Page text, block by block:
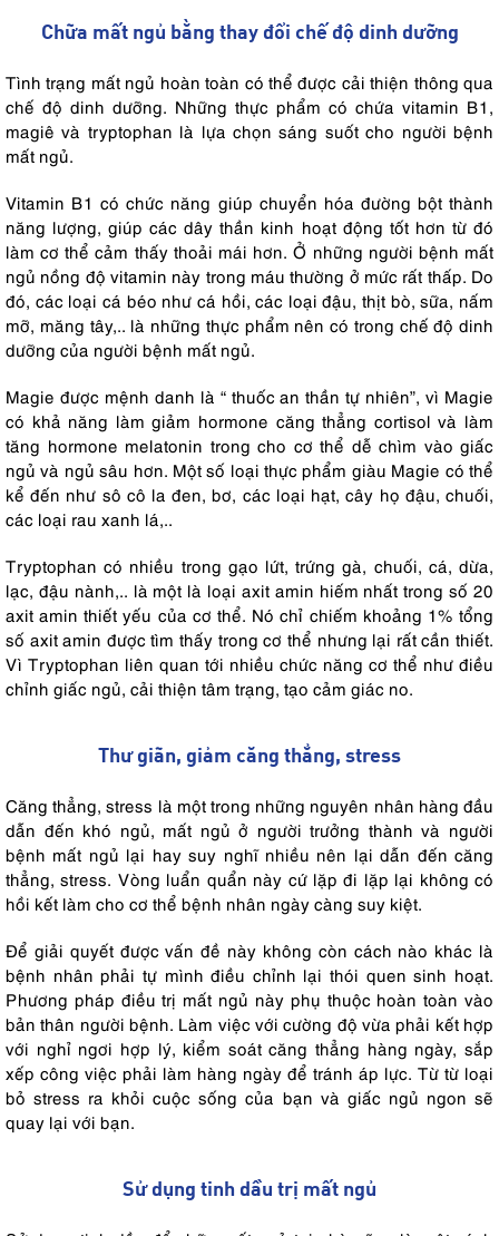
Chữa mất ngủ bằng thay đổi chế độ dinh dưỡng
Tình trạng mất ngủ hoàn toàn có thể được cải thiện thông qua
chế độ dinh dưỡng. Những thực phẩm có chứa vitamin B1,
magiê và tryptophan là lựa chọn sáng suốt cho người bệnh
mất ngủ.
Vitamin B1 có chức năng giúp chuyển hóa đường bột thành
năng lượng, giúp các dây thần kinh hoạt động tốt hơn từ đó
làm cơ thể cảm thấy thoải mái hơn. Ở những người bệnh mất
ngủ nồng độ vitamin này trong máu thường ở mức rất thấp. Do
đó, các loại cá béo như cá hồi, các loại đậu, thịt bò, sữa, nấm
mỡ, măng tây,.. là những thực phẩm nên có trong chế độ dinh
dưỡng của người bệnh mất ngủ.
Magie được mệnh danh là “ thuốc an thần tự nhiên”, vì Magie
có khả năng làm giảm hormone căng thẳng cortisol và làm
tăng hormone melatonin trong cho cơ thể dễ chìm vào giấc
ngủ và ngủ sâu hơn. Một số loại thực phẩm giàu Magie có thể
kể đến như sô cô la đen, bơ, các loại hạt, cây họ đậu, chuối,
các loại rau xanh lá,..
Tryptophan có nhiều trong gạo lứt, trứng gà, chuối, cá, dừa,
lạc, đậu nành,.. là một là loại axit amin hiếm nhất trong số 20
axit amin thiết yếu của cơ thể. Nó chỉ chiếm khoảng 1% tổng
số axit amin được tìm thấy trong cơ thể nhưng lại rất cần thiết.
Vì Tryptophan liên quan tới nhiều chức năng cơ thể như điều
chỉnh giấc ngủ, cải thiện tâm trạng, tạo cảm giác no.
Thư giãn, giảm căng thẳng, stress
Căng thẳng, stress là một trong những nguyên nhân hàng đầu
dẫn đến khó ngủ, mất ngủ ở người trưởng thành và người
bệnh mất ngủ lại hay suy nghĩ nhiều nên lại dẫn đến căng
thẳng, stress. Vòng luẩn quẩn này cứ lặp đi lặp lại không có
hồi kết làm cho cơ thể bệnh nhân ngày càng suy kiệt.
Để giải quyết được vấn đề này không còn cách nào khác là
bệnh nhân phải tự mình điều chỉnh lại thói quen sinh hoạt.
Phương pháp điều trị mất ngủ này phụ thuộc hoàn toàn vào
bản thân người bệnh. Làm việc với cường độ vừa phải kết hợp
với nghỉ ngơi hợp lý, kiểm soát căng thẳng hàng ngày, sắp
xếp công việc phải làm hàng ngày để tránh áp lực. Từ từ loại
bỏ stress ra khỏi cuộc sống của bạn và giấc ngủ ngon sẽ
quay lại với bạn.
Sử dụng tinh dầu trị mất ngủ